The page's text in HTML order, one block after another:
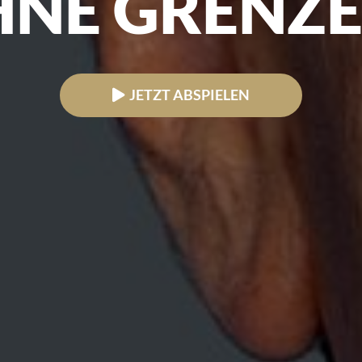
JETZT ABSPIELEN